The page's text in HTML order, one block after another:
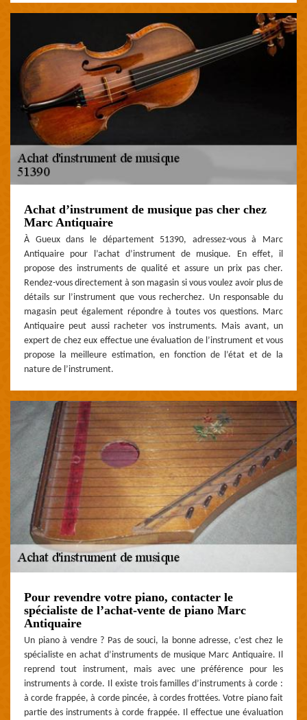
Achat d’instrument de musique pas cher chez
Marc Antiquaire
À Gueux dans le département 51390, adressez-vous à Marc
Antiquaire pour l’achat d’instrument de musique. En effet, il
propose des instruments de qualité et assure un prix pas cher.
Rendez-vous directement à son magasin si vous voulez avoir plus de
détails sur l’instrument que vous recherchez. Un responsable du
magasin peut également répondre à toutes vos questions. Marc
Antiquaire peut aussi racheter vos instruments. Mais avant, un
expert de chez eux effectue une évaluation de l’instrument et vous
propose la meilleure estimation, en fonction de l’état et de la
nature de l’instrument.
Pour revendre votre piano, contacter le
spécialiste de l’achat-vente de piano Marc
Antiquaire
Un piano à vendre ? Pas de souci, la bonne adresse, c’est chez le
spécialiste en achat d’instruments de musique Marc Antiquaire. Il
reprend tout instrument, mais avec une préférence pour les
instruments à corde. Il existe trois familles d’instruments à corde :
à corde frappée, à corde pincée, à cordes frottées. Votre piano fait
partie des instruments à corde frappée. Il effectue une évaluation